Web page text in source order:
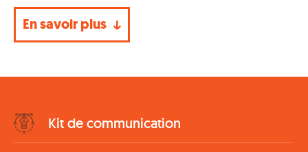
En savoir plus
Menu
Kit de communication